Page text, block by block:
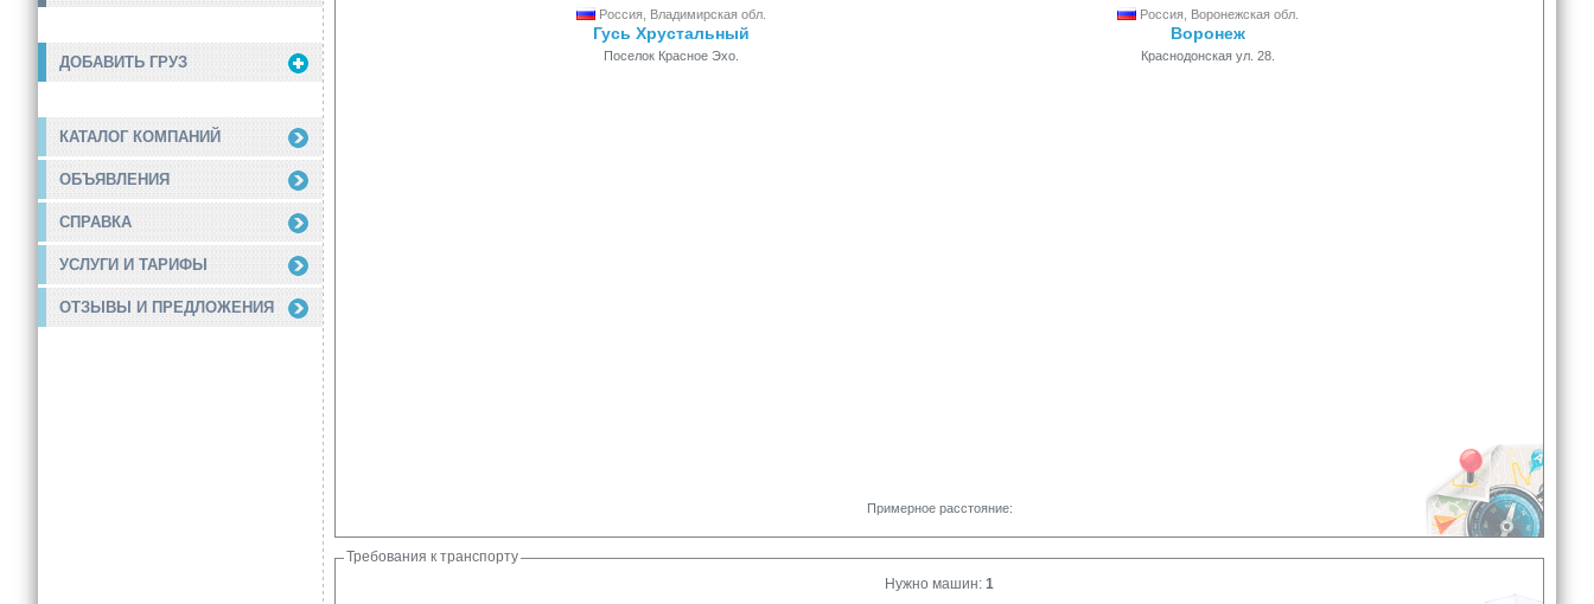
ДОБАВИТЬ ГРУЗ
КАТАЛОГ КОМПАНИЙ
ОБЪЯВЛЕНИЯ
СПРАВКА
УСЛУГИ И ТАРИФЫ
ОТЗЫВЫ И ПРЕДЛОЖЕНИЯ
Россия, Владимирская обл.
Гусь Хрустальный
Поселок Красное Эхо.
Россия, Воронежская обл.
Воронеж
Краснодонская ул. 28.
Примерное расстояние:
Требования к транспорту
Нужно машин: 1